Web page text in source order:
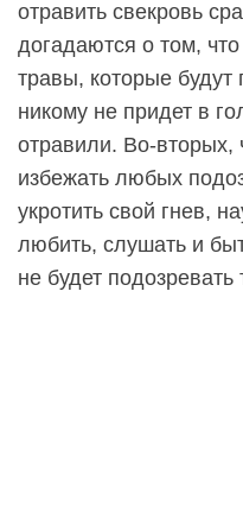
отравить свекровь
догадаются о том,
травы, которые будут
никому не придет в
отравили. Во-вторых,
избежать любых
укротить свой гнев,
любить, слушать и
не будет подозревать